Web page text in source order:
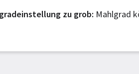
zu grob Mahlgrad